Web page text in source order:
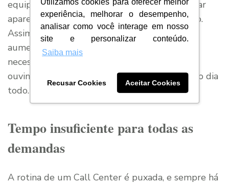
experiência, melhorar o desempenho,
analisar como você interage em nosso
site e personalizar conteúdo.
Saiba mais
Recusar Cookies Aceitar Cookies
equipe de problemas de audição, basta instalar
aparelhos que permitam a regulação do áudio.
Assim, o colaborador terá autonomia para
aumentar ou diminuir o volume quando for
necessário e, dessa forma, não precisará ficar
ouvindo ruídos constantes ou vozes elevadas o dia
todo.
Tempo insuficiente para todas as
demandas
A rotina de um Call Center é puxada, e sempre há